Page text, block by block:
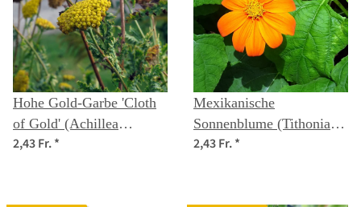
Hohe Gold-Garbe 'Cloth
of Gold' (Achillea
filipendulina) Samen
2,43 Fr.*
Mexikanische
Sonnenblume (Tithonia
rotundifolia) Samen
2,43 Fr.*